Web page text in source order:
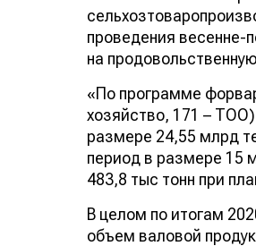
проведения весенне-
на
«По программе
хозяйство, 171 –
размере 24,55 млрд
период в размере 15
483,8 тыс тонн при
В целом по итогам
объем валовой